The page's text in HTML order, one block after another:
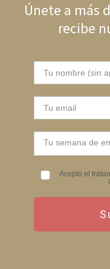
Únete a más
recibe
Acepto el